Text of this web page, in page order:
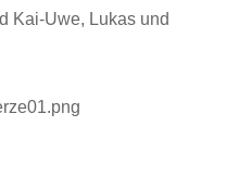
Kai-Uwe, Lukas und